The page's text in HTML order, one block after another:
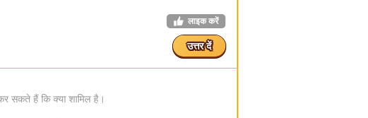
लाइक करें
उत्तर दें
सकते हैं कि क्या शामिल है।